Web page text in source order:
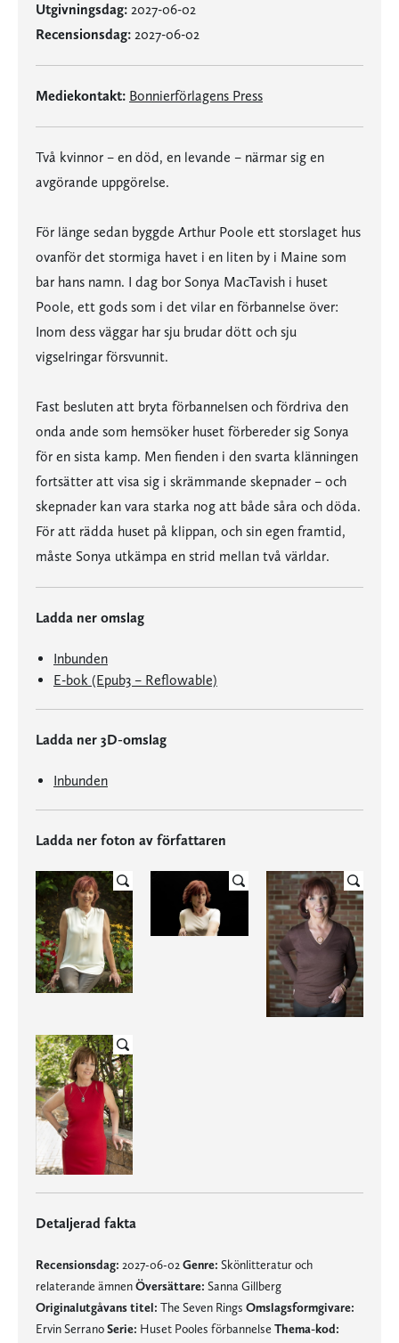
Utgivningsdag: 2027-06-02
Recensionsdag: 2027-06-02
Mediekontakt: Bonnierförlagens Press
Två kvinnor – en död, en levande – närmar sig en
avgörande uppgörelse.
För länge sedan byggde Arthur Poole ett storslaget hus
ovanför det stormiga havet i en liten by i Maine som
bar hans namn. I dag bor Sonya MacTavish i huset
Poole, ett gods som i det vilar en förbannelse över:
Inom dess väggar har sju brudar dött och sju
vigselringar försvunnit.
Fast besluten att bryta förbannelsen och fördriva den
onda ande som hemsöker huset förbereder sig Sonya
för en sista kamp. Men fienden i den svarta klänningen
fortsätter att visa sig i skrämmande skepnader – och
skepnader kan vara starka nog att både såra och döda.
För att rädda huset på klippan, och sin egen framtid,
måste Sonya utkämpa en strid mellan två världar.
Ladda ner omslag
Inbunden
E-bok (Epub3 – Reflowable)
Ladda ner 3D-omslag
Inbunden
Ladda ner foton av författaren
Detaljerad fakta
Recensionsdag: 2027-06-02 Genre: Skönlitteratur och
relaterande ämnenÖversättare: Sanna Gillberg
Originalutgåvans titel: The Seven Rings Omslagsformgivare:
Ervin SerranoSerie: Huset Pooles förbannelse Thema-kod: